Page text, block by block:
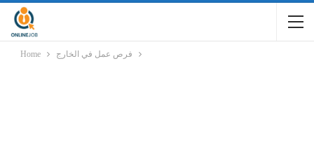
Home فرص عمل في الخارج